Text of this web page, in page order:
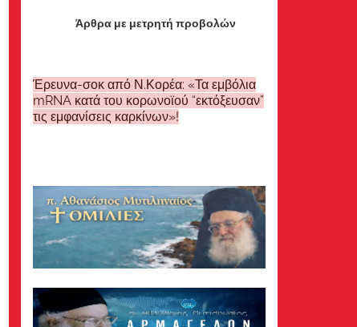
Άρθρα με μετρητή προβολών
Έρευνα-σοκ από Ν.Κορέα: «Τα εμβόλια
mRNA κατά του κορωνοϊού “εκτόξευσαν”
τις εμφανίσεις καρκίνων»!